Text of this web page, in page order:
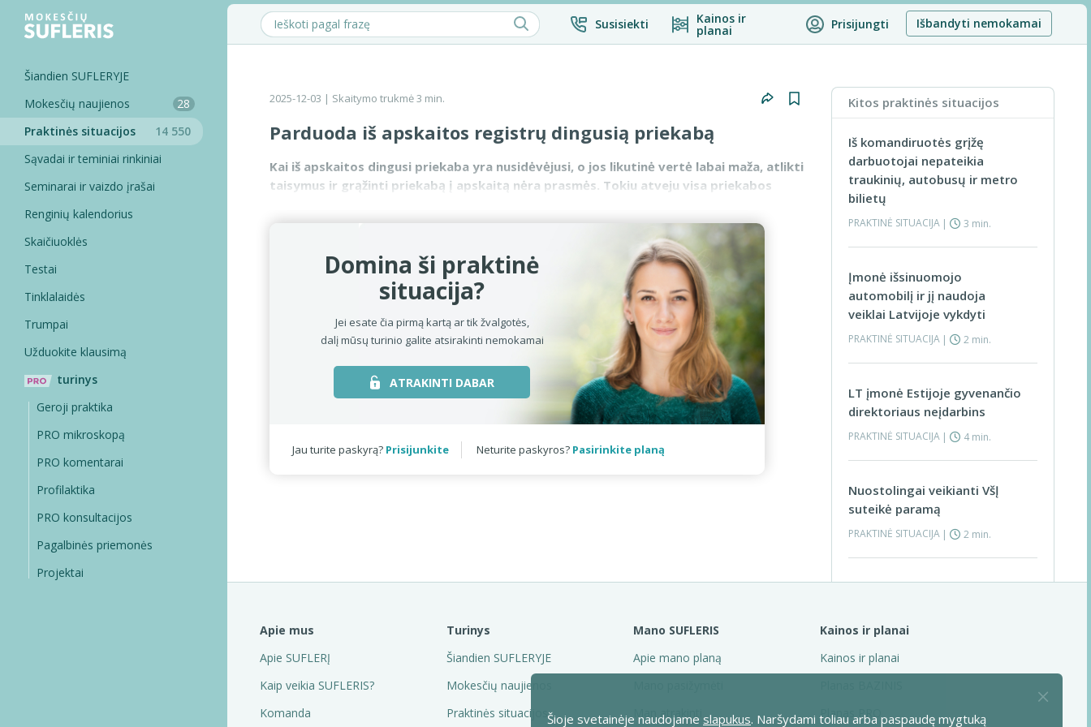
Šiandien SUFLERYJE
Mokesčių naujienos
28
Praktinės situacijos
14 550
Sąvadai ir teminiai rinkiniai
Seminarai ir vaizdo įrašai
Renginių kalendorius
Skaičiuoklės
Testai
Tinklalaidės
Trumpai
Užduokite klausimą
turinys
Geroji praktika
PRO mikroskopą
PRO komentarai
Profilaktika
PRO konsultacijos
Pagalbinės priemonės
Projektai
Susisiekti Kainos ir
planai Prisijungti Išbandyti nemokamai
2025-12-03 | Skaitymo trukmė 3 min.
Parduoda iš apskaitos registrų dingusią priekabą
Kai iš apskaitos dingusi priekaba yra nusidėvėjusi, o jos likutinė vertė labai maža, atlikti
taisymus ir grąžinti priekabą į apskaitą nėra prasmės. Tokiu atveju visa priekabos
Domina ši praktinė
situacija?
Jei esate čia pirmą kartą ar tik žvalgotės,
dalį mūsų turinio galite atsirakinti nemokamai
ATRAKINTI DABAR
Jau turite paskyrą? Prisijunkite Neturite paskyros? Pasirinkite planą
Kitos praktinės situacijos
Iš komandiruotės grįžę
darbuotojai nepateikia
traukinių, autobusų ir metro
bilietų
PRAKTINĖ SITUACIJA | 3 min.
Įmonė išsinuomojo
automobilį ir jį naudoja
veiklai Latvijoje vykdyti
PRAKTINĖ SITUACIJA | 2 min.
LT įmonė Estijoje gyvenančio
direktoriaus neįdarbins
PRAKTINĖ SITUACIJA | 4 min.
Nuostolingai veikianti VšĮ
suteikė paramą
PRAKTINĖ SITUACIJA | 2 min.
Bankroto administratorius
neatgaus
projekto lengvatą
Visos praktinės situacijos >
Apie mus
Apie SUFLERĮ
Kaip veikia SUFLERIS?
Komanda
Turinys
Šiandien SUFLERYJE
Mokesčių naujienos
Praktinės situacijos
Mano SUFLERIS
Apie mano planą
Man atrakinti
Kainos ir planai
Kainos ir planai
Planas PRO
Šioje svetainėje naudojame slapukus. Naršydami toliau arba paspaudę mygtuką